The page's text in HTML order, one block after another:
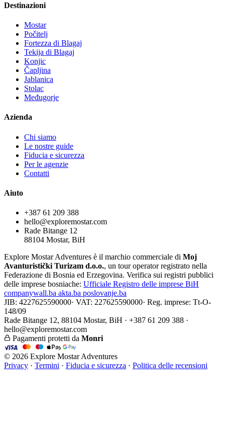
Destinazioni
Mostar
Počitelj
Fortezza di Blagaj
Tekija di Blagaj
Konjic
Čapljina
Jablanica
Stolac
Međugorje
Azienda
Chi siamo
Le nostre guide
Fiducia e sicurezza
Per le agenzie
Contatti
Aiuto
+387 61 209 388
hello@exploremostar.com
Rade Bitange 12
88104 Mostar, BiH
Explore Mostar Adventures è il marchio commerciale di Moj
Avanturistički Turizam d.o.o., un tour operator registrato nella
Federazione di Bosnia ed Erzegovina. Verifica sui registri pubblici
delle imprese bosniache: Ufficiale Registro delle imprese BiH
companywall.ba akta.ba poslovanje.ba
JIB: 4227625590000· VAT: 227625590000· Reg. imprese: Tt-O-
148/09
Rade Bitange 12, 88104 Mostar, BiH · +387 61 209 388 ·
hello@exploremostar.com
Pagamenti protetti da Monri
© 2026 Explore Mostar Adventures
Privacy · Termini · Fiducia e sicurezza · Politica delle recensioni